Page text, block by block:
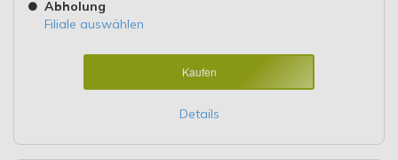
Abholung
Filiale auswählen
Kaufen
Details